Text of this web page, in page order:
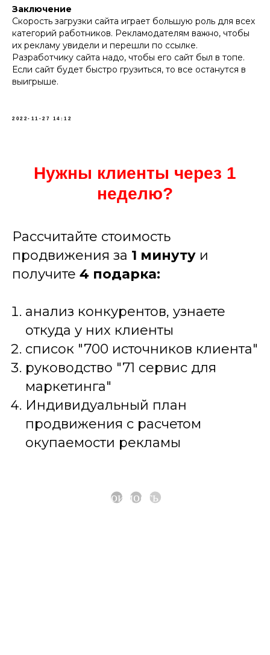
Заключение
Скорость загрузки сайта играет большую роль для всех
категорий работников. Рекламодателям важно, чтобы
их рекламу увидели и перешли по ссылке.
Разработчику сайта надо, чтобы его сайт был в топе.
Если сайт будет быстро грузиться, то все останутся в
выигрыше.
2022-11-27 14:12
Нужны клиенты через 1
неделю?
Рассчитайте стоимость
продвижения за 1 минуту и
получите 4 подарка:
анализ конкурентов, узнаете
откуда у них клиенты
список "700 источников клиента"
руководство "71 сервис для
маркетинга"
Индивидуальный план
продвижения с расчетом
окупаемости рекламы
Рассчитать стоимость продвижения